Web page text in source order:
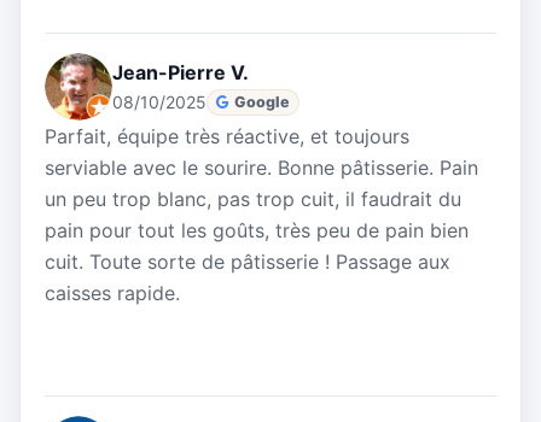
Jean-Pierre V.
08/10/2025 Google
Parfait, équipe très réactive, et toujours
serviable avec le sourire. Bonne pâtisserie. Pain
un peu trop blanc, pas trop cuit, il faudrait du
pain pour tout les goûts, très peu de pain bien
cuit. Toute sorte de pâtisserie ! Passage aux
caisses rapide.